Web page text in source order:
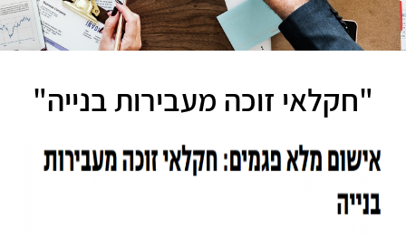
"חקלאי זוכה מעבירות בנייה"